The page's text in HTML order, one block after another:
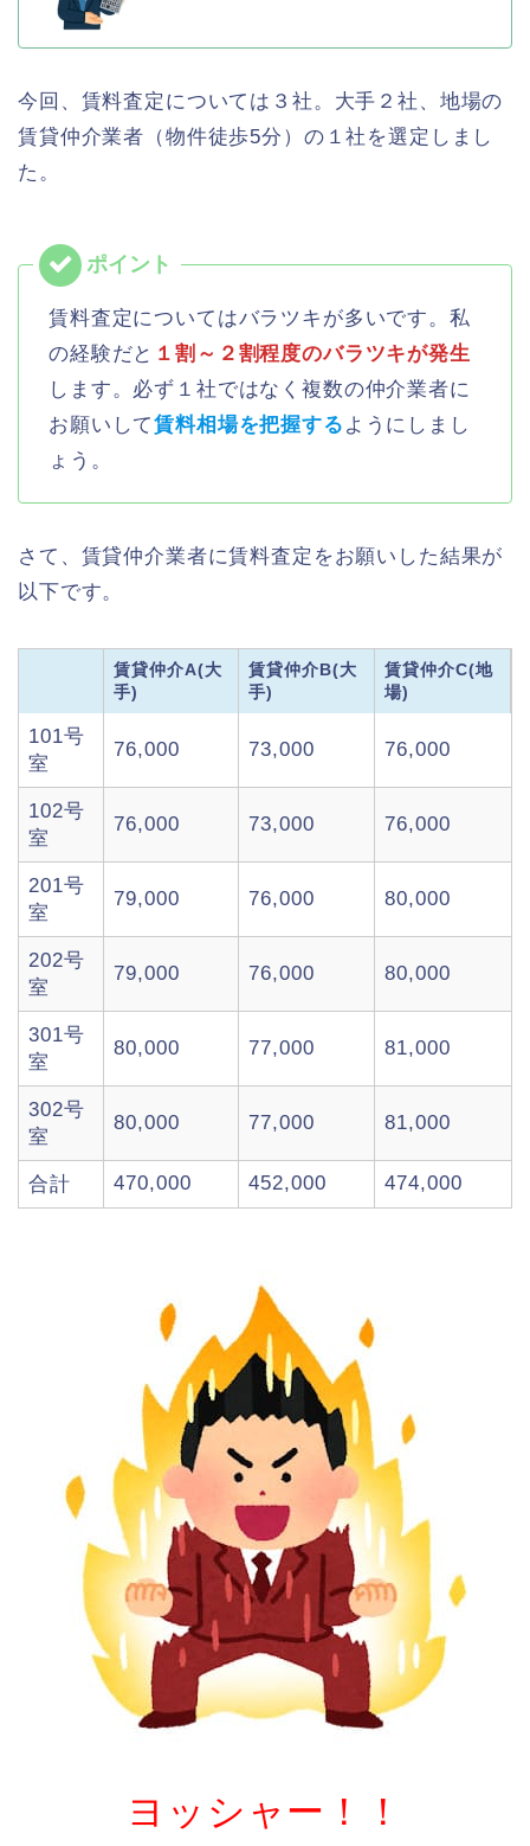
今回、賃料査定については３社。大手２社、地場の
賃貸仲介業者（物件徒歩5分）の１社を選定しまし
た。
賃料査定についてはバラツキが多いです。私
の経験だと １割～２割程度のバラツキが発生
します。必ず１社ではなく複数の仲介業者に
お願いして賃料相場を把握する ようにしまし
ょう。
さて、賃貸仲介業者に賃料査定をお願いした結果が
以下です。
賃貸仲介A(大
手)
賃貸仲介B(大
手)
賃貸仲介C(地
場)
101号
室
76,000 73,000 76,000
102号
室
76,000 73,000 76,000
201号
室
79,000 76,000 80,000
202号
室
79,000 76,000 80,000
301号
室
80,000 77,000 81,000
302号
室
80,000 77,000 81,000
合計 470,000 452,000 474,000
ヨッシャー！！